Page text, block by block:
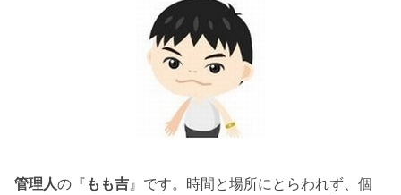
管理人の『 もも吉 』です。時間と場所にとらわれず、個